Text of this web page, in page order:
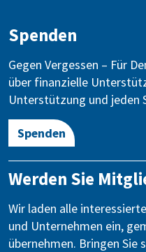
Spenden
Gegen Vergessen – Für
über finanzielle
Unterstützung und jeden
Spenden
Werden Sie
Wir laden alle
und Unternehmen ein,
übernehmen. Bringen Sie